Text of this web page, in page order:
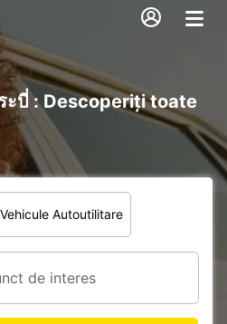
ะบี่ : Descoperiți toate
Vehicule Autoutilitare